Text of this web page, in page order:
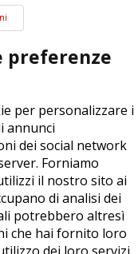
preferenze
per personalizzare i
annunci
dei social network
Forniamo
il nostro sito ai
di analisi dei
potrebbero altresì
che hai fornito loro
(BS) - P. Iva:
byDynDevice
Accessibilità Sitemap